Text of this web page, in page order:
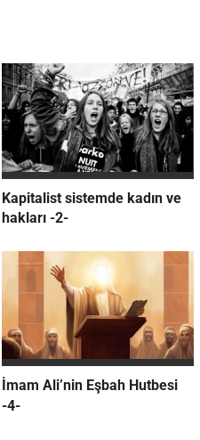
Kapitalist sistemde kadın ve
hakları -2-
İmam Ali’nin Eşbah Hutbesi
-4-